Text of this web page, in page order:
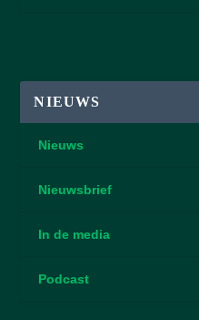
NIEUWS
Nieuws
Nieuwsbrief
In de media
Podcast